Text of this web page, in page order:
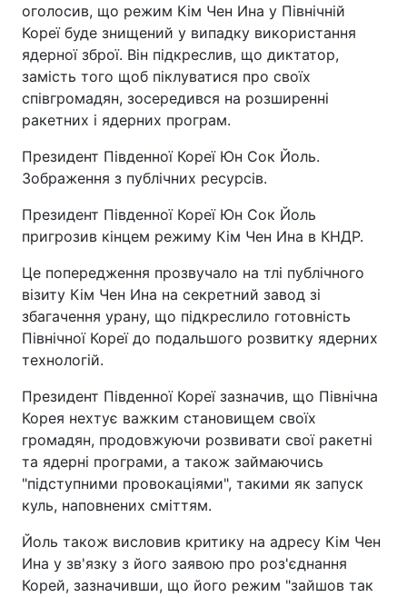
оголосив, що режим Кім Чен Ина у Північній
Кореї буде знищений у випадку використання
ядерної зброї. Він підкреслив, що диктатор,
замість того щоб піклуватися про своїх
співгромадян, зосередився на розширенні
ракетних і ядерних програм.
Президент Південної Кореї Юн Сок Йоль.
Зображення з публічних ресурсів.
Президент Південної Кореї Юн Сок Йоль
пригрозив кінцем режиму Кім Чен Ина в КНДР.
Це попередження прозвучало на тлі публічного
візиту Кім Чен Ина на секретний завод зі
збагачення урану, що підкреслило готовність
Північної Кореї до подальшого розвитку ядерних
технологій.
Президент Південної Кореї зазначив, що Північна
Корея нехтує важким становищем своїх
громадян, продовжуючи розвивати свої ракетні
та ядерні програми, а також займаючись
"підступними провокаціями", такими як запуск
куль, наповнених сміттям.
Йоль також висловив критику на адресу Кім Чен
Ина у зв'язку з його заявою про роз'єднання
Корей, зазначивши, що його режим "зайшов так